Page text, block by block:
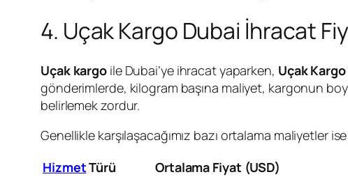
4. Uçak Kargo Dubai İhracat
Uçak kargo ile Dubai’ye ihracat yaparken, Uçak
gönderimlerde, kilogram başına maliyet, kargonun
belirlemek zordur.
Genellikle karşılaşacağımız bazı ortalama maliyetler
HizmetTürü
Ortalama Fiyat (USD)